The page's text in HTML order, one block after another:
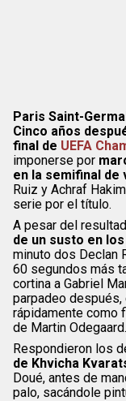
Paris Saint-
Cinco años
final de UEFA
imponerse por
en la semifinal de
Ruiz y Achraf
serie por el título.
A pesar del
de un susto en
minuto dos Declan
60 segundos más
cortina a Gabriel
parpadeo
rápidamente como
de Martin Odegaard.
Respondieron los
de Khvicha
Doué, antes de
palo, sacándole